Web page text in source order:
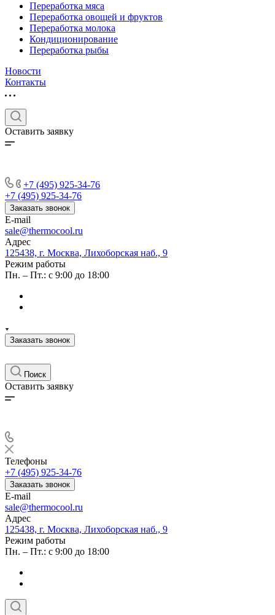
Переработка мяса
Переработка овощей и фруктов
Переработка молока
Кондиционирование
Переработка рыбы
Новости
Контакты
Оставить заявку
+7 (495) 925-34-76
+7 (495) 925-34-76
Заказать звонок
E-mail
sale@thermocool.ru
Адрес
125438, г. Москва, Лихоборская наб., 9
Режим работы
Пн. – Пт.: с 9:00 до 18:00
Заказать звонок
Поиск
Оставить заявку
Телефоны
+7 (495) 925-34-76
Заказать звонок
E-mail
sale@thermocool.ru
Адрес
125438, г. Москва, Лихоборская наб., 9
Режим работы
Пн. – Пт.: с 9:00 до 18:00